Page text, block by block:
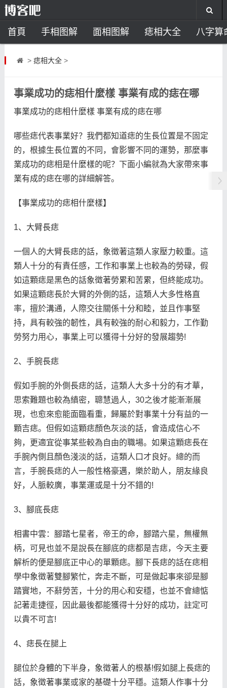
首頁 手相图解 面相图解 痣相大全 八字算
风水开运 助运饰品
> 痣相大全>
事業成功的痣相什麼樣 事業有成的痣在哪
事業成功的痣相什麼樣 事業有成的痣在哪
哪些痣代表事業好？我們都知道痣的生長位置是不固定
的，根據生長位置的不同，會影響不同的運勢，那麼事
業成功的痣相是什麼樣的呢？下面小編就為大家帶來事
業有成的痣在哪的詳細解答。
【事業成功的痣相什麼樣】
1、大臂長痣
一個人的大臂長痣的話，象徵著這類人家壓力較重。這
類人十分的有責任感，工作和事業上也較為的勞碌，假
如這顆痣是黑色的話象徵著勞累和苦累，但終能成功。
如果這顆痣長於大臂的外側的話，這類人大多性格直
率，擅於溝通，人際交往關係十分和睦，並且作事堅
持，具有較強的韌性，具有較強的耐心和毅力，工作勤
勞努力用心，事業上可以獲得十分好的發展趨勢!
2、手腕長痣
假如手腕的外側長痣的話，這類人大多十分的有才華，
思索難題也較為縝密，聰慧過人，30之後才能漸漸展
現，也愈來愈能面臨看重，歸屬於對事業十分有益的一
顆吉痣。但假如這顆痣顏色灰淡的話，會造成信心不
夠，更適宜從事某些較為自由的職場。如果這顆痣長在
手腕內側且顏色淺淡的話，這類人口才良好。總的而
言，手腕長痣的人一般性格豪邁，樂於助人，朋友緣良
好，人脈較廣，事業運或是十分不錯的!
3、腳底長痣
相書中雲：腳踏七星者，帝王的命，腳踏六星，無權無
柄，可見也並不是說長在腳底的痣都是吉痣，今天主要
解析的便是腳底正中心的單顆痣。腳下長痣的話在痣相
學中象徵著雙腳繁忙，奔走不斷，可是做起事來卻是腳
踏實地，不辭勞苦，十分的用心和安穩，也並不會總惦
記著走捷徑，因此最後都能獲得十分好的成功，註定可
以貴不可言!
4、痣長在腿上
腿位於身體的下半身，象徵著人的根基!假如腿上長痣的
話，象徵著事業或家的基礎十分平穩。這類人作事十分